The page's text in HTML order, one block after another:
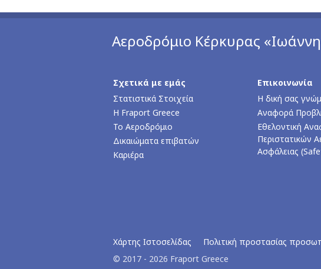
Αεροδρόμιο Κέρκυρας
Σχετικά με εμάς
Στατιστικά Στοιχεία
Η Fraport Greece
Το Αεροδρόμιο
Δικαιώματα επιβατών
Καριέρα
Επικοινωνία
Η δική σας
Αναφορά
Εθελοντική
Περιστατικών
Ασφάλειας
Χάρτης Ιστοσελίδας Πολιτική προστασίας
© 2017 - 2026 Fraport Greece